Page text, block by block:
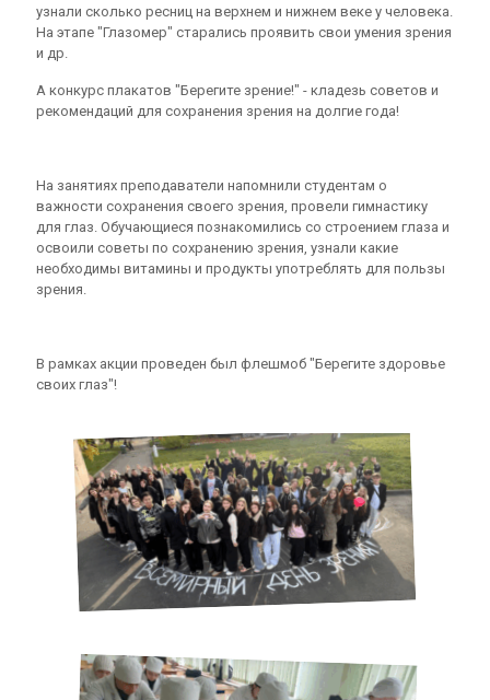
узнали сколько ресниц на верхнем и нижнем веке у человека.
На этапе "Глазомер" старались проявить свои умения зрения
и др.
А конкурс плакатов "Берегите зрение!" - кладезь советов и
рекомендаций для сохранения зрения на долгие года!
На занятиях преподаватели напомнили студентам о
важности сохранения своего зрения, провели гимнастику
для глаз. Обучающиеся познакомились со строением глаза и
освоили советы по сохранению зрения, узнали какие
необходимы витамины и продукты употреблять для пользы
зрения.
В рамках акции проведен был флешмоб "Берегите здоровье
своих глаз"!